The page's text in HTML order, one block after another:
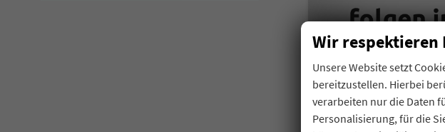
Volkswagen Caddy
Wir
Unsere Website setzt
bereitzustellen. Hierbei
verarbeiten nur die Daten
Personalisierung, für die